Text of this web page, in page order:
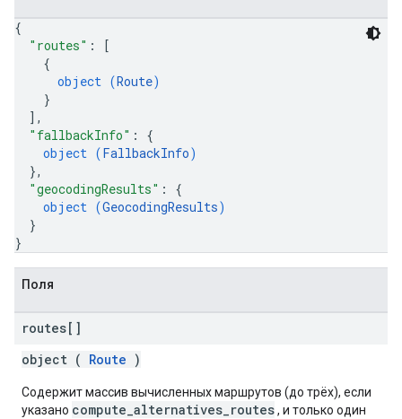
{
"routes" :
[
{
object (Route)
}
] ,
"fallbackInfo" : {
object (FallbackInfo)
},
"geocodingResults" : {
object (GeocodingResults)
}
}
Поля
routes[]
object ( Route )
Содержит массив вычисленных маршрутов (до трёх), если
указано compute_alternatives_routes, и только один